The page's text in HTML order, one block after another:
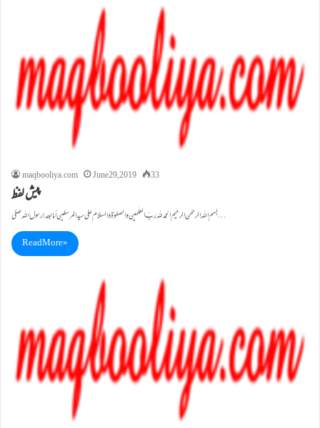
maqbooliya.com June 29, 2019 33
پیش لفظ
بسم اللہ الرحمٰن الرحیم الحمد للہ ربّ العلٰمین والصلوۃ والسلام علی سید المرسلین أما بعد! رسول اللہ صلی…
Read More »